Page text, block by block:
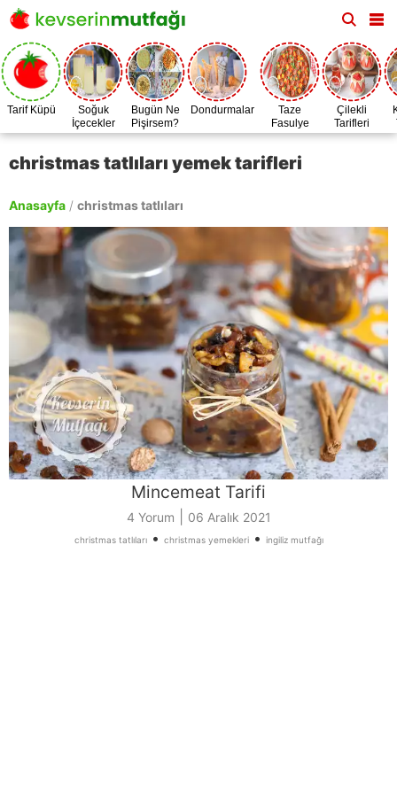
Tarif Küpü
Soğuk
İçecekler
Bugün Ne
Pişirsem?
Dondurmalar
Taze
Fasulye
Zamanı
Çilekli
Tarifleri
christmas tatlıları yemek tarifleri
Anasayfa / christmas tatlıları
Mincemeat Tarifi
4 Yorum 06 Aralık 2021
christmas tatlıları• christmas yemekleri• ingiliz mutfağı